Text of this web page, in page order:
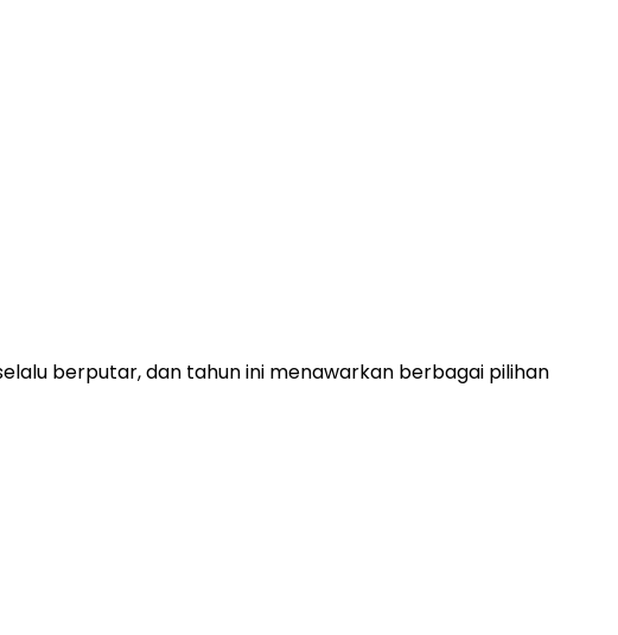
berputar, dan tahun ini menawarkan berbagai pilihan